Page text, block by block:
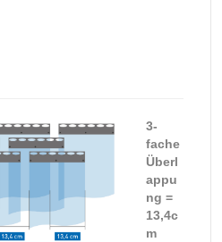
3-
fache
Überl
appu
ng =
13,4c
m